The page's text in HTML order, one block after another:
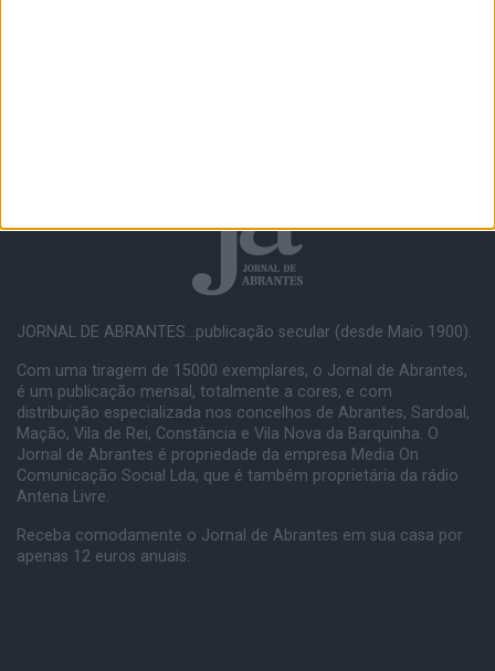
JORNAL DE ABRANTES...publicação secular (desde Maio 1900).
Com uma tiragem de 15000 exemplares, o Jornal de Abrantes,
é um publicação mensal, totalmente a cores, e com
distribuição especializada nos concelhos de Abrantes, Sardoal,
Mação, Vila de Rei, Constância e Vila Nova da Barquinha. O
Jornal de Abrantes é propriedade da empresa Media On
Comunicação Social Lda, que é também proprietária da rádio
Antena Livre.
Receba comodamente o Jornal de Abrantes em sua casa por
apenas 12 euros anuais.